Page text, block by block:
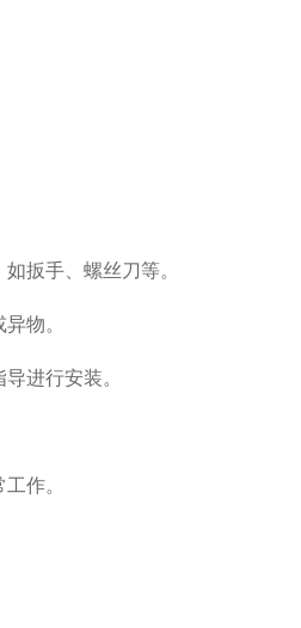
扳手、螺丝刀等。
物。
进行安装。
作。